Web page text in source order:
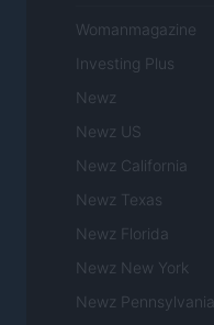
Womanmagazine
Investing Plus
Newz
Newz US
Newz California
Newz Texas
Newz Florida
Newz New York
Newz Pennsylvania